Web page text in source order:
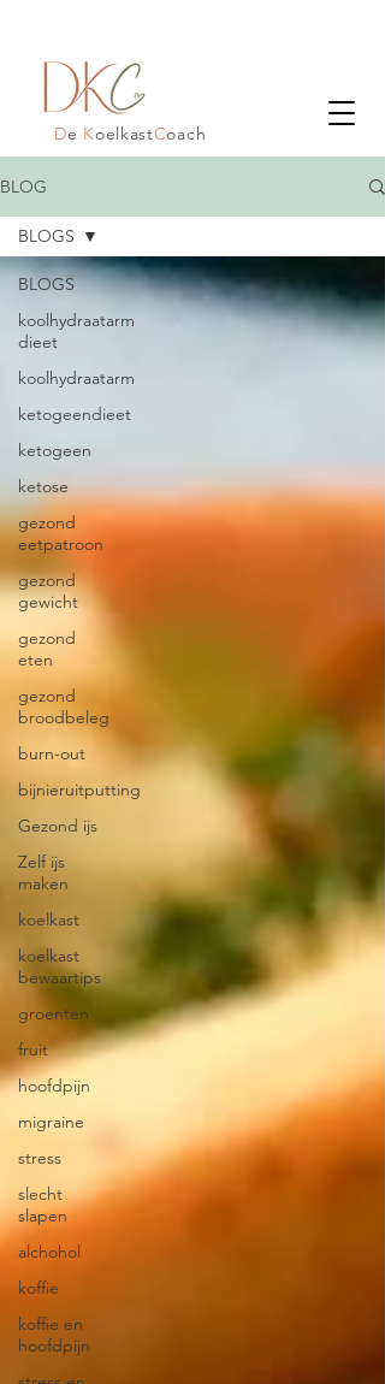
De KoelkastCoach
BLOG
BLOGS
koolhydraatarm
dieet
koolhydraatarm
ketogeendieet
ketogeen
ketose
gezond
eetpatroon
gezond
gewicht
gezond
eten
gezond
broodbeleg
burn-out
bijnieruitputting
Gezond ijs
Zelf ijs
maken
koelkast
koelkast
bewaartips
groenten
fruit
hoofdpijn
migraine
stress
slecht
slapen
alchohol
koffie
koffie en
hoofdpijn
BLOGS